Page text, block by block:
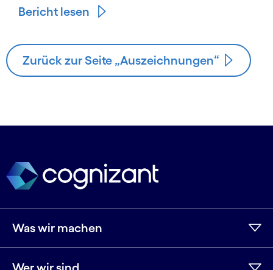
Bericht lesen
Zurück zur Seite „Auszeichnungen“
Was wir machen